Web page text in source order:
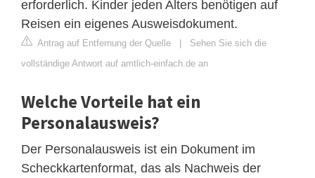
erforderlich. Kinder jeden Alters benötigen auf
Reisen ein eigenes Ausweisdokument.
Antrag auf Entfernung der Quelle
Sehen Sie sich die
vollständige Antwort auf amtlich-einfach.de an
Welche Vorteile hat ein
Personalausweis?
Der Personalausweis ist ein Dokument im
Scheckkartenformat, das als Nachweis der